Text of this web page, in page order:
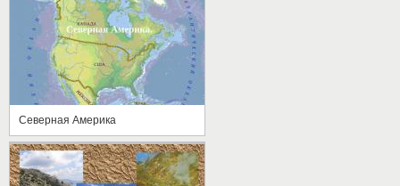
Северная Америка